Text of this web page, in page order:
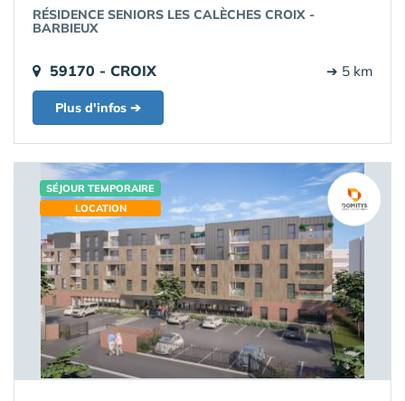
RÉSIDENCE SENIORS LES CALÈCHES CROIX -
BARBIEUX
59170 - CROIX ➔ 5 km
Plus d'infos ➔
SÉJOUR TEMPORAIRE
LOCATION